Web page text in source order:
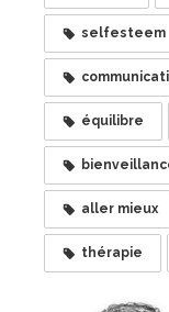
selfesteem
équilibre
aller mieux
thérapie